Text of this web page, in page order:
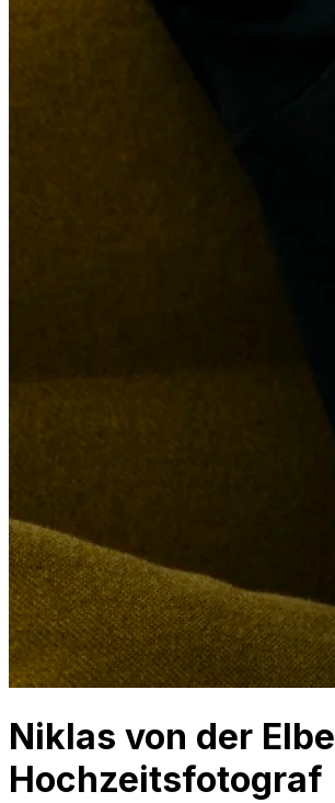
Niklas von der Elbe
Hochzeitsfotograf